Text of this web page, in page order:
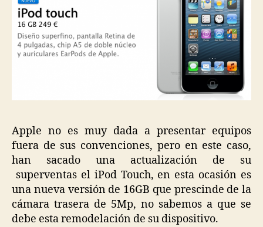
Apple no es muy dada a presentar equipos
fuera de sus convenciones, pero en este caso,
han sacado una actualización de su
superventas el iPod Touch, en esta ocasión es
una nueva versión de 16GB que prescinde de la
cámara trasera de 5Mp, no sabemos a que se
debe esta remodelación de su dispositivo.